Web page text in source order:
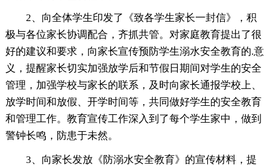
2、向全体学生印发了《致各学生家长一封信》，积
极与各位家长协调配合，齐抓共管。对家庭教育提出了很
好的建议和要求，向家长宣传预防学生溺水安全教育的.意
义，提醒家长切实加强放学后和节假日期间对学生的安全
管理，加强学校与家长的联系，及时向家长通报学校上、
放学时间和放假、开学时间等，共同做好学生的安全教育
和管理工作。教育宣传工作深入到了每个学生家中，做到
警钟长鸣，防患于未然。
3、向家长发放《防溺水安全教育》的宣传材料，提